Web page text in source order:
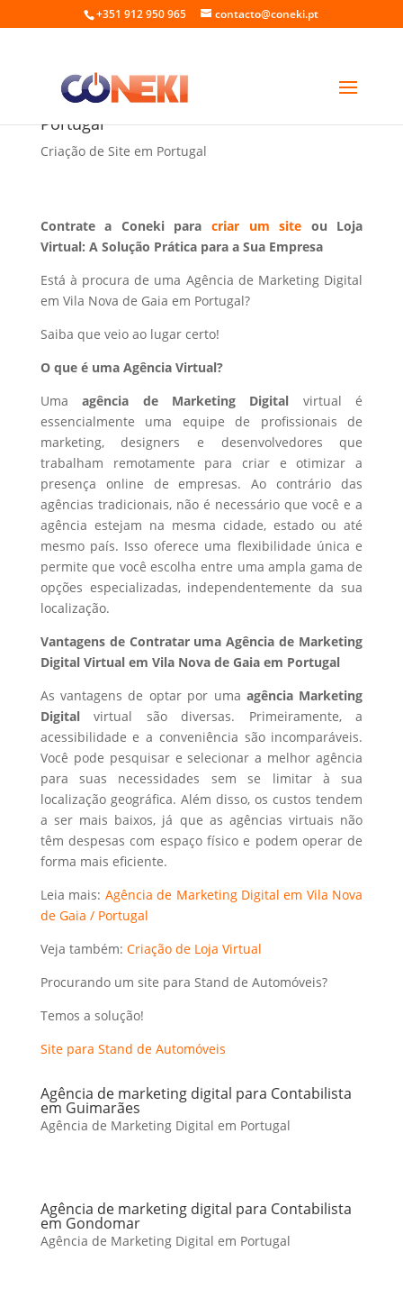
+351 912 950 965 contacto@coneki.pt
Marketing Digital em Vila Nova de Gaia
Portugal
Criação de Site em Portugal
Contrate a Coneki para criar um site ou Loja
Virtual: A Solução Prática para a Sua Empresa
Está à procura de uma Agência de Marketing Digital
em Vila Nova de Gaia em Portugal?
Saiba que veio ao lugar certo!
O que é uma Agência Virtual?
Umaagência de Marketing Digital virtual é
essencialmente uma equipe de profissionais de
marketing, designers e desenvolvedores que
trabalham remotamente para criar e otimizar a
presença online de empresas. Ao contrário das
agências tradicionais, não é necessário que você e a
agência estejam na mesma cidade, estado ou até
mesmo país. Isso oferece uma flexibilidade única e
permite que você escolha entre uma ampla gama de
opções especializadas, independentemente da sua
localização.
Vantagens de Contratar uma Agência de Marketing
Digital Virtual em Vila Nova de Gaia em Portugal
As vantagens de optar por uma agência Marketing
Digitalvirtual são diversas. Primeiramente, a
acessibilidade e a conveniência são incomparáveis.
Você pode pesquisar e selecionar a melhor agência
para suas necessidades sem se limitar à sua
localização geográfica. Além disso, os custos tendem
a ser mais baixos, já que as agências virtuais não
têm despesas com espaço físico e podem operar de
forma mais eficiente.
Leia mais: Agência de Marketing Digital em Vila Nova
de Gaia / Portugal
Veja também: Criação de Loja Virtual
Procurando um site para Stand de Automóveis?
Temos a solução!
Site para Stand de Automóveis
Agência de marketing digital para Contabilista
em Guimarães
Agência de Marketing Digital em Portugal
Agência de marketing digital para Contabilista
em Gondomar
Agência de Marketing Digital em Portugal